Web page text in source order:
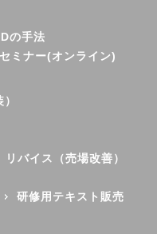
の手法
ミナー(オンライン)
リバイス（売場改善）
研修用テキスト販売